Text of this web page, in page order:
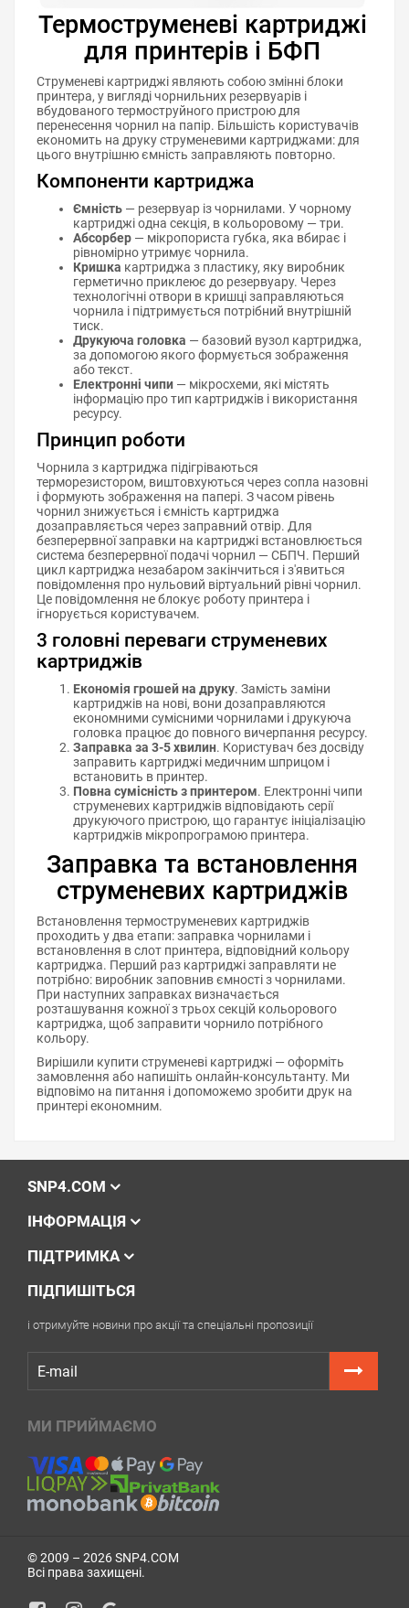
Термоструменеві картриджі
для принтерів і БФП
Струменеві картриджі являють собою змінні блоки
принтера, у вигляді чорнильних резервуарів і
вбудованого термоструйного пристрою для
перенесення чорнил на папір. Більшість користувачів
економить на друку струменевими картриджами: для
цього внутрішню ємність заправляють повторно.
Компоненти картриджа
Ємність — резервуар із чорнилами. У чорному
картриджі одна секція, в кольоровому — три.
Абсорбер — мікропориста губка, яка вбирає і
рівномірно утримує чорнила.
Кришка картриджа з пластику, яку виробник
герметично приклеює до резервуару. Через
технологічні отвори в кришці заправляються
чорнила і підтримується потрібний внутрішній
тиск.
Друкуюча головка — базовий вузол картриджа,
за допомогою якого формується зображення
або текст.
Електронні чипи — мікросхеми, які містять
інформацію про тип картриджів і використання
ресурсу.
Принцип роботи
Чорнила з картриджа підігріваються
терморезистором, виштовхуються через сопла назовні
і формують зображення на папері. З часом рівень
чорнил знижується і ємність картриджа
дозаправляється через заправний отвір. Для
безперервної заправки на картриджі встановлюється
система безперервної подачі чорнил — СБПЧ. Перший
цикл картриджа незабаром закінчиться і з'явиться
повідомлення про нульовий віртуальний рівні чорнил.
Це повідомлення не блокує роботу принтера і
ігнорується користувачем.
3 головні переваги струменевих
картриджів
Економія грошей на друку. Замість заміни
картриджів на нові, вони дозаправляются
економними сумісними чорнилами і друкуюча
головка працює до повного вичерпання ресурсу.
Заправка за 3-5 хвилин. Користувач без досвіду
заправить картриджі медичним шприцом і
встановить в принтер.
Повна сумісність з принтером. Електронні чипи
струменевих картриджів відповідають серії
друкуючого пристрою, що гарантує ініціалізацію
картриджів мікропрограмою принтера.
Заправка та встановлення
струменевих картриджів
Встановлення термоструменевих картриджів
проходить у два етапи: заправка чорнилами і
встановлення в слот принтера, відповідний кольору
картриджа. Перший раз картриджі заправляти не
потрібно: виробник заповнив ємності з чорнилами.
При наступних заправках визначається
розташування кожної з трьох секцій кольорового
картриджа, щоб заправити чорнило потрібного
кольору.
Вирішили купити струменеві картриджі — оформіть
замовлення або напишіть онлайн-консультанту. Ми
відповімо на питання і допоможемо зробити друк на
принтері економним.
SNP4.COM
ІНФОРМАЦІЯ
ПІДТРИМКА
ПІДПИШІТЬСЯ
і отримуйте новини про акції та спеціальні пропозиції
МИ ПРИЙМАЄМО
© 2009 – 2026 SNP4.COM
Всі права захищені.